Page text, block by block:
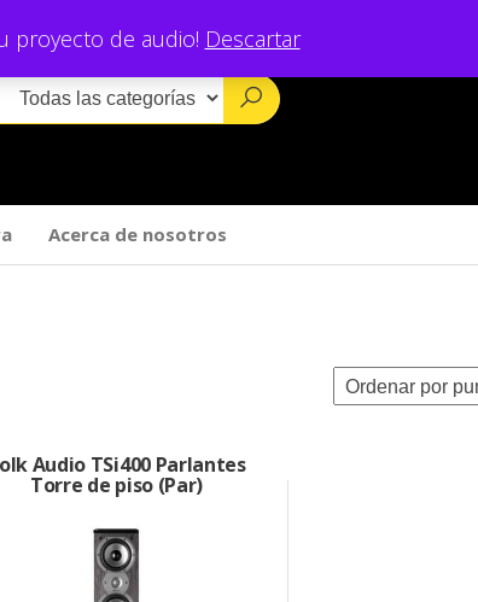
proyecto de audio! Descartar
Acerca de nosotros
Audio TSi400 Parlantes
Torre de piso (Par)